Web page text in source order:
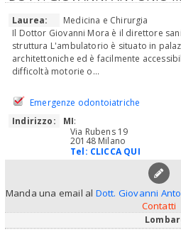
Laurea:
Medicina e Chirurgia
Il Dottor Giovanni Mora è il direttore
struttura L'ambulatorio è situato in
architettoniche ed è facilmente
difficoltà motorie o...
Emergenze odontoiatriche
Indirizzo:
MI:
Via Rubens 19
20148 Milano
Tel: CLICCA QUI
Manda una email al Dott. Giovanni
Contatti